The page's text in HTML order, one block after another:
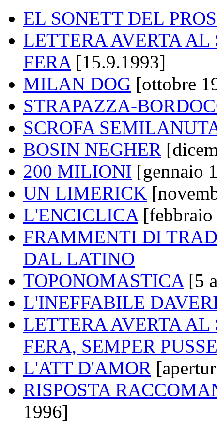
EL SONETT DEL
LETTERA AVERTA
FERA[15.9.1993]
MILAN DOG [ottobre
STRAPAZZA-
SCROFA
BOSIN NEGHER
200 MILIONI [gennaio
UN LIMERICK
L'ENCICLICA[febbraio
FRAMMENTI DI
DAL LATINO
TOPONOMASTICA[5
L'INEFFABILE
LETTERA AVERTA
FERA, SEMPER
L'ATT D'AMOR
RISPOSTA
1996]